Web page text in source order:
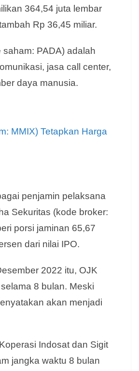
364,54 juta lembar
Rp 36,45 miliar.
PADA) adalah
jasa call center,
daya manusia.
MMIX) Tetapkan Harga
penjamin pelaksana
Sekuritas (kode broker:
porsi jaminan 65,67
dari nilai IPO.
2022 itu, OJK
8 bulan. Meski
akan menjadi
Indosat dan Sigit
jangka waktu 8 bulan